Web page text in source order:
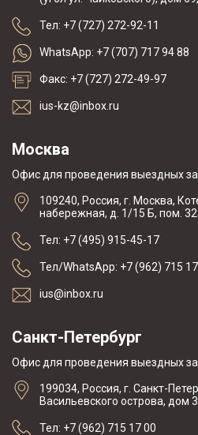
Тел: +7 (727) 272-92-11
WhatsApp: +7 (707) 717 94 88
Факс: +7 (727) 272-49-97
ius-kz@inbox.ru
Москва
Офис для проведения выездных
109240, Россия, г. Москва,
набережная, д. 1/15 Б, пом.
Тел: +7 (495) 915-45-17
Тел/WhatsApp: +7 (962) 715
ius@inbox.ru
Санкт-Петербург
Офис для проведения выездных
199034, Россия, г. Санкт-
Васильевского острова, дом
Тел: +7 (962) 715 17 00